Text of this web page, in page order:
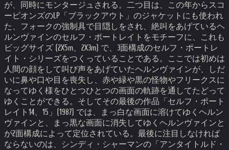
が、同時にモンタージュされる。
二つ目は、この年からスコ
ーピオンズのLP「ブラックアウト」のジャケットにも使われ
た、フォークの強制具で目隠しをされ、絶叫をあげているヘ
ルンヴァインのセルフ・ポートレイトをモチーフに、これも
ビッグサイズ (2X5m、2X3m) で、3面構成のセルフ・ポートレ
イト・シリーズをつくっていることである。ここでは初めは
人間の顔をして叫び声をあげていたヘルンヴァインが、しだ
いに鼻や口や目を喪失し、赤や緑や黒の怪物やフリークスに
なってゆく様をひとつひとつの画面の軌跡を通してたどって
ゆくことができる。そしてその最後の作品「セルフ・ポート
レイト14、15」(1987) では、まっ白な画面に溶けてゆくヘルン
ヴァインと、まっ黒な画面に消失してゆくヘルンヴァインと
が2面構成によって定位されている。 最後に注目しなければ
ならないのは、シンディ・シャーマンの「アンタイトルド・